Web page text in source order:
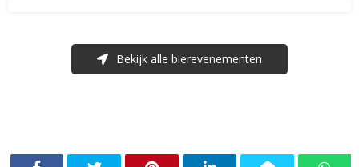
Bekijk alle bierevenementen